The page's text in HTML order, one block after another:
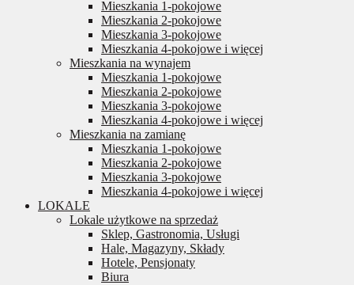
Mieszkania 1-pokojowe
Mieszkania 2-pokojowe
Mieszkania 3-pokojowe
Mieszkania 4-pokojowe i więcej
Mieszkania na wynajem
Mieszkania 1-pokojowe
Mieszkania 2-pokojowe
Mieszkania 3-pokojowe
Mieszkania 4-pokojowe i więcej
Mieszkania na zamianę
Mieszkania 1-pokojowe
Mieszkania 2-pokojowe
Mieszkania 3-pokojowe
Mieszkania 4-pokojowe i więcej
LOKALE
Lokale użytkowe na sprzedaż
Sklep, Gastronomia, Usługi
Hale, Magazyny, Składy
Hotele, Pensjonaty
Biura